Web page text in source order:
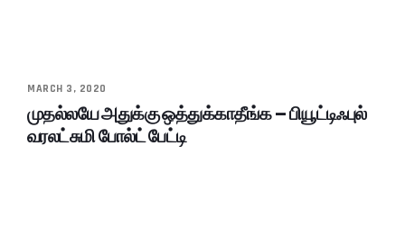
MARCH 3, 2020
முதல்லயே அதுக்கு ஒத்துக்காதீங்க – பியூட்டிஃபுல்
வரலட்சுமி போல்ட் பேட்டி